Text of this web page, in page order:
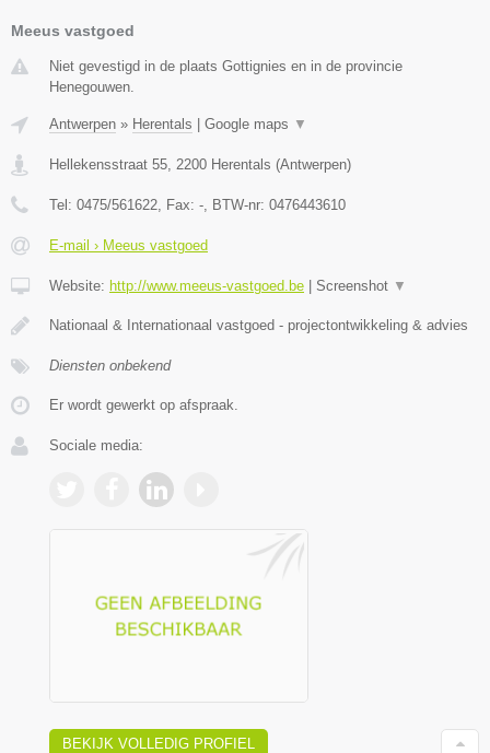
Meeus vastgoed
Niet gevestigd in de plaats Gottignies en in de provincie
Henegouwen.
Antwerpen » Herentals Google maps ▼
Hellekensstraat 55, 2200 Herentals (Antwerpen)
Tel: 0475/561622, Fax: -, BTW-nr: 0476443610
E-mail › Meeus vastgoed
Website: http://www.meeus-vastgoed.be Screenshot ▼
Nationaal & Internationaal vastgoed - projectontwikkeling & advies
Diensten onbekend
Er wordt gewerkt op afspraak.
Sociale media:
BEKIJK VOLLEDIG PROFIEL